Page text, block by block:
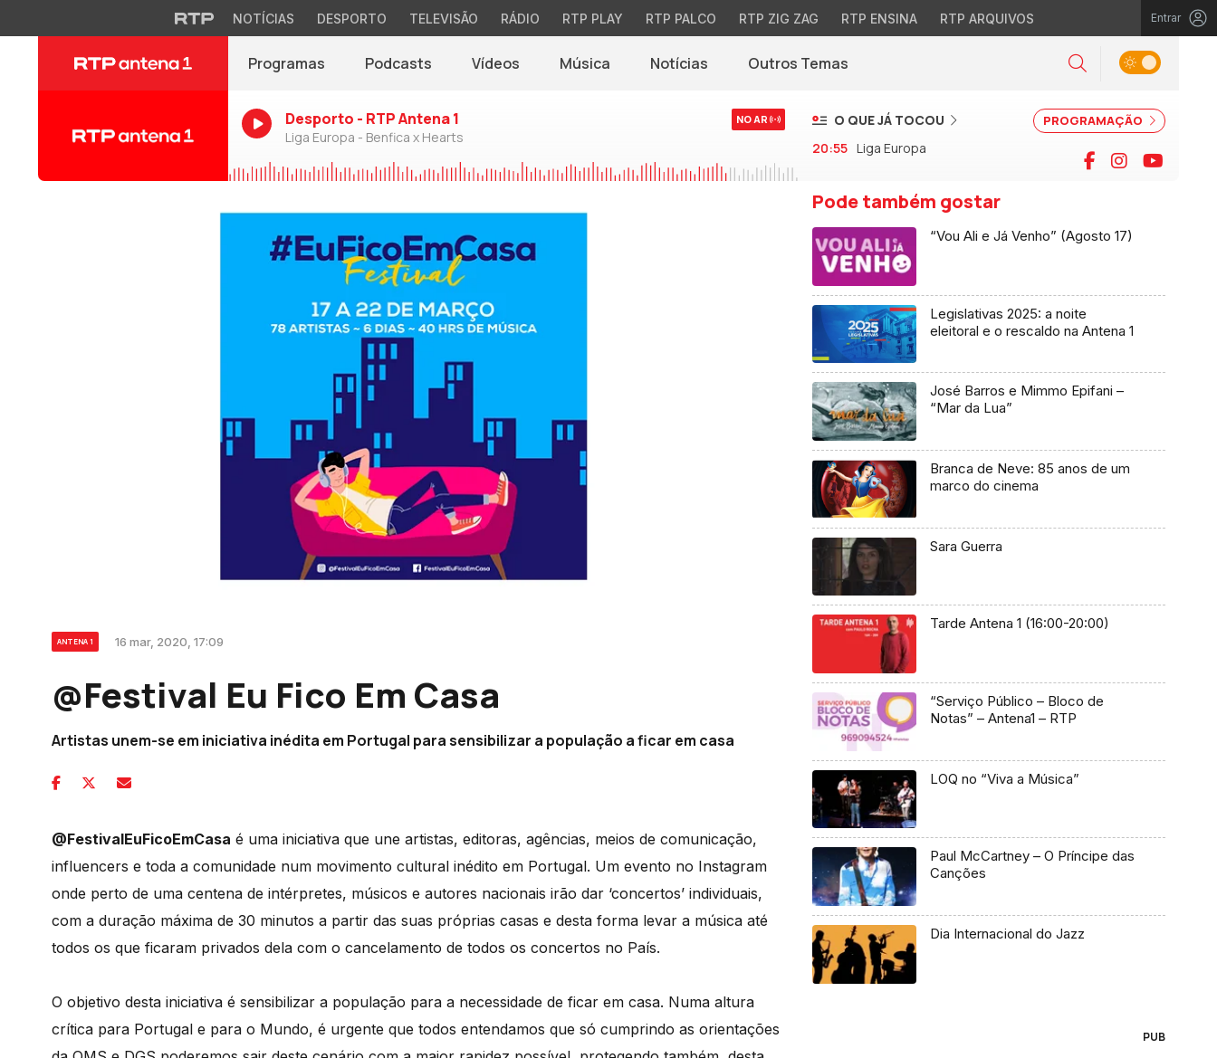
NOTÍCIAS DESPORTO TELEVISÃO RÁDIO RTP PLAY RTP PALCO RTP ZIG ZAG RTP ENSINA RTP ARQUIVOS Entrar
Programas Podcasts Vídeos Música Notícias(abre em nova janela)
Outros Temas Pesquisar
Alternar tema
Desporto - RTP Antena 1
Liga Europa - Benfica x Hearts
NO AR PROGRAMAÇÃO
O QUE JÁ TOCOU
20:55 Liga Europa Facebook
Instagram
ANTENA 1 16 mar, 2020, 17:09
@Festival Eu Fico Em Casa
Artistas unem-se em iniciativa inédita em Portugal para sensibilizar a população a ficar em casa
@FestivalEuFicoEmCasa é uma iniciativa que une artistas, editoras, agências, meios de comunicação,
influencers e toda a comunidade num movimento cultural inédito em Portugal. Um evento no Instagram
onde perto de uma centena de intérpretes, músicos e autores nacionais irão dar ‘concertos’ individuais,
com a duração máxima de 30 minutos a partir das suas próprias casas e desta forma levar a música até
todos os que ficaram privados dela com o cancelamento de todos os concertos no País.
O objetivo desta iniciativa é sensibilizar a população para a necessidade de ficar em casa. Numa altura
crítica para Portugal e para o Mundo, é urgente que todos entendamos que só cumprindo as orientações
Pode também gostar
“Vou Ali e Já Venho” (Agosto 17)
Legislativas 2025: a noite
eleitoral e o rescaldo na Antena 1
José Barros e Mimmo Epifani –
“Mar da Lua”
Branca de Neve: 85 anos de um
marco do cinema
Sara Guerra
Tarde Antena 1 (16:00-20:00)
“Serviço Público – Bloco de
Notas” – Antena1 – RTP
LOQ no “Viva a Música”
Paul McCartney – O Príncipe das
Canções
Dia Internacional do Jazz
PUB